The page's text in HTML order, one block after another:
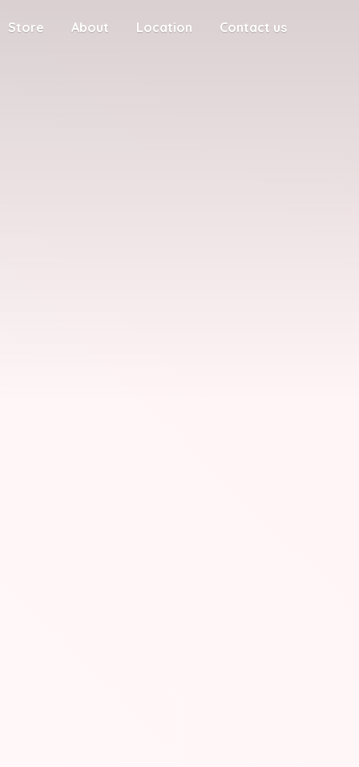
Store About Location Contact us